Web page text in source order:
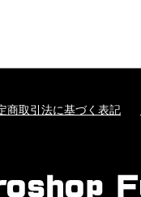
商取引法に基づく表記